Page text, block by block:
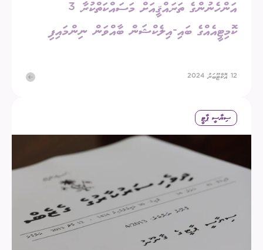
އަންހެނުންގެ ތަރައްޤީއަށް މަސައްކަތްކުރާ 3
ކޮމިޓީއެއްގެ ބައި-އިލެކްޝަން ބާއްވަން ނިންމައިފި
12 އޮކްޓޫބަރު 2024
ސިޔާސީ ޕާޓީ